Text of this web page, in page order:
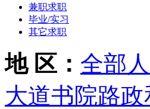
兼职求职
毕业/实习
其它求职
地 区： 全部
大道书院路政